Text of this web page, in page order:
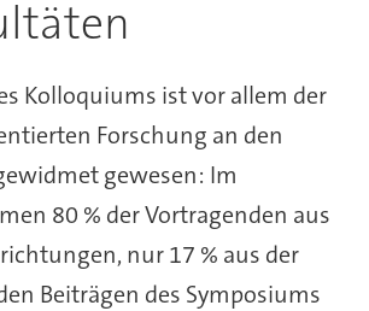
Kolloquiums ist vor allem der
Forschung an den
gewesen: Im
80 % der Vortragenden aus
nur 17 % aus der
Beiträgen des Symposiums